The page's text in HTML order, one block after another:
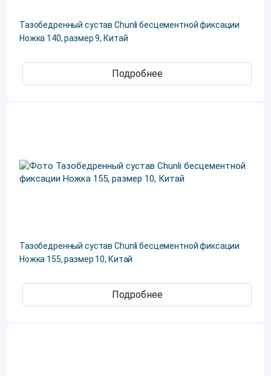
Тазобедренный сустав Chunli бесцементной фиксации
Ножка 140, размер 9, Китай
Подробнее
Тазобедренный сустав Chunli бесцементной фиксации
Ножка 155, размер 10, Китай
Подробнее